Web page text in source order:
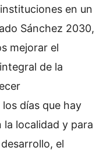
en un
Sánchez 2030,
mejorar el
de la
días que hay
la localidad y para
el